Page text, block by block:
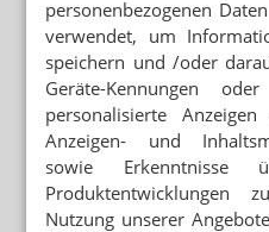
personenbezogenen
verwendet, um
speichern und /oder
Geräte-Kennungen
personalisierte
Anzeigen- und
sowie Erkenntnisse
Nutzung unserer
Mehr zum Thema
REZEPTURUMSTELLUNG
Achtung beim Ausbuchen:
Mittel